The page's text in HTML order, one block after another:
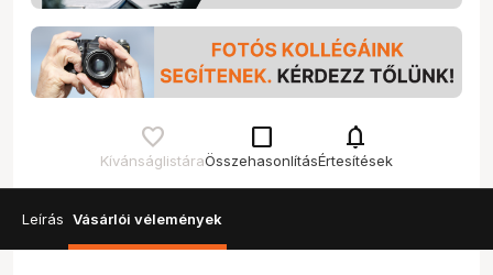
Kívánságlistára
check_box_outline_blank
Összehasonlítás
notifications
Értesítések
Leírás Vásárlói vélemények